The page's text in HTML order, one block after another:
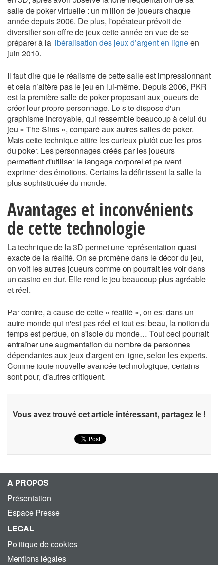
salle de poker virtuelle : un million de joueurs chaque
année depuis 2006. De plus, l'opérateur prévoit de
diversifier son offre de jeux cette année en vue de se
préparer à la libéralisation des jeux d’argent en ligneen
juin 2010.
Il faut dire que le réalisme de cette salle est impressionnant
et cela n’altère pas le jeu en lui-même. Depuis 2006, PKR
est la première salle de poker proposant aux joueurs de
créer leur propre personnage. Le site dispose d'un
graphisme incroyable, qui ressemble beaucoup à celui du
jeu « The Sims », comparé aux autres salles de poker.
Mais cette technique attire les curieux plutôt que les pros
du poker. Les personnages créés par les joueurs
permettent d'utiliser le langage corporel et peuvent
exprimer des émotions. Certains la définissent la salle la
plus sophistiquée du monde.
Avantages et inconvénients
de cette technologie
La technique de la 3D permet une représentation quasi
exacte de la réalité. On se promène dans le décor du jeu,
on voit les autres joueurs comme on pourrait les voir dans
un casino en dur. Elle rend le jeu beaucoup plus agréable
et réel.
Par contre, à cause de cette « réalité », on est dans un
autre monde qui n'est pas réel et tout est beau, la notion du
temps est perdue, on s'isole du monde… Tout ceci pourrait
entraîner une augmentation du nombre de personnes
dépendantes aux jeux d'argent en ligne, selon les experts.
Comme toute nouvelle avancée technologique, certains
sont pour, d'autres critiquent.
Vous avez trouvé cet article intéressant, partagez le !
A PROPOS
Présentation
Espace Presse
LEGAL
Politique de cookies
Mentions légales